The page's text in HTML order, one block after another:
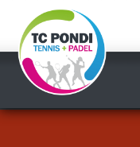
Panneau de gestion des